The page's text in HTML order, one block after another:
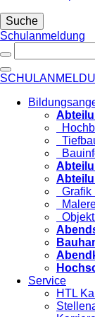
Suche
Schulanmeldung
Grafik
Service
HTL